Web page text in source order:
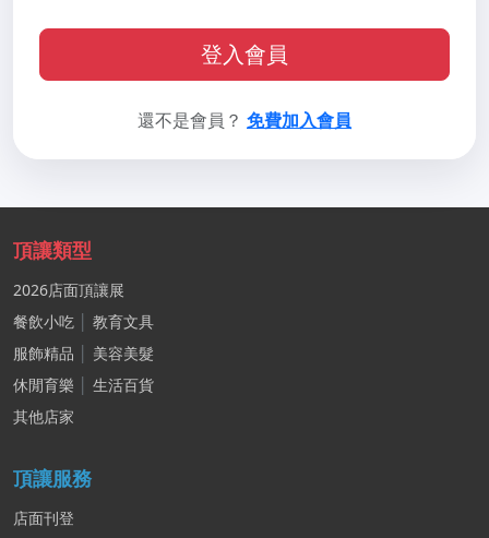
登入會員
還不是會員？ 免費加入會員
頂讓類型
2026店面頂讓展
餐飲小吃
教育文具
服飾精品
美容美髮
休閒育樂
生活百貨
其他店家
頂讓服務
店面刊登